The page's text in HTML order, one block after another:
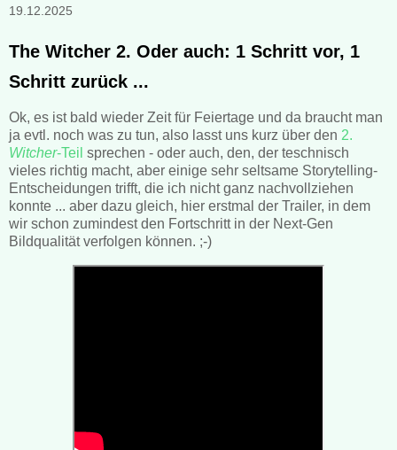
19.12.2025
The Witcher 2. Oder auch: 1 Schritt vor, 1
Schritt zurück ...
Ok, es ist bald wieder Zeit für Feiertage und da braucht man
ja evtl. noch was zu tun, also lasst uns kurz über den 2.
Witcher-Teil sprechen - oder auch, den, der teschnisch
vieles richtig macht, aber einige sehr seltsame Storytelling-
Entscheidungen trifft, die ich nicht ganz nachvollziehen
konnte ... aber dazu gleich, hier erstmal der Trailer, in dem
wir schon zumindest den Fortschritt in der Next-Gen
Bildqualität verfolgen können. ;-)